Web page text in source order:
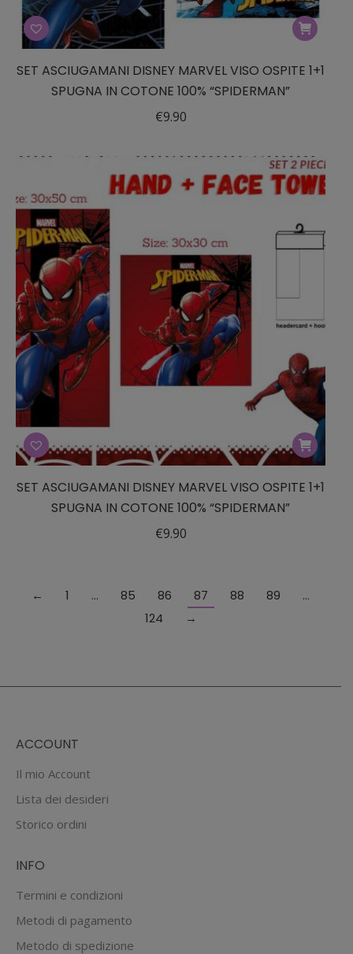
SET ASCIUGAMANI DISNEY MARVEL VISO OSPITE 1+1
SPUGNA IN COTONE 100% “SPIDERMAN”
€9.90
SET ASCIUGAMANI DISNEY MARVEL VISO OSPITE 1+1
SPUGNA IN COTONE 100% “SPIDERMAN”
€9.90
← 1 … 85 86 87 88 89
…
124
→
ACCOUNT
Il mio Account
Lista dei desideri
Storico ordini
INFO
Termini e condizioni
Metodi di pagamento
Metodo di spedizione